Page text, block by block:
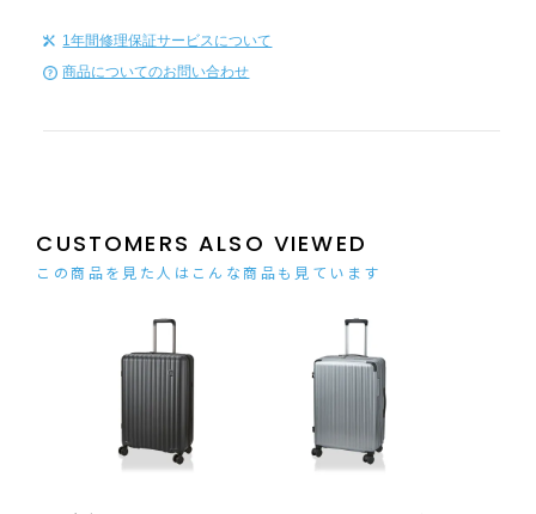
1年間修理保証サービスについて
商品についてのお問い合わせ
この商品を見た人はこんな商品も見ています
CUSTOMERS ALSO VIEWED